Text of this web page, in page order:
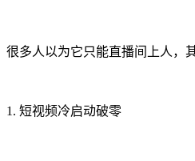
很多人以为它只能直播间上人，
1. 短视频冷启动破零